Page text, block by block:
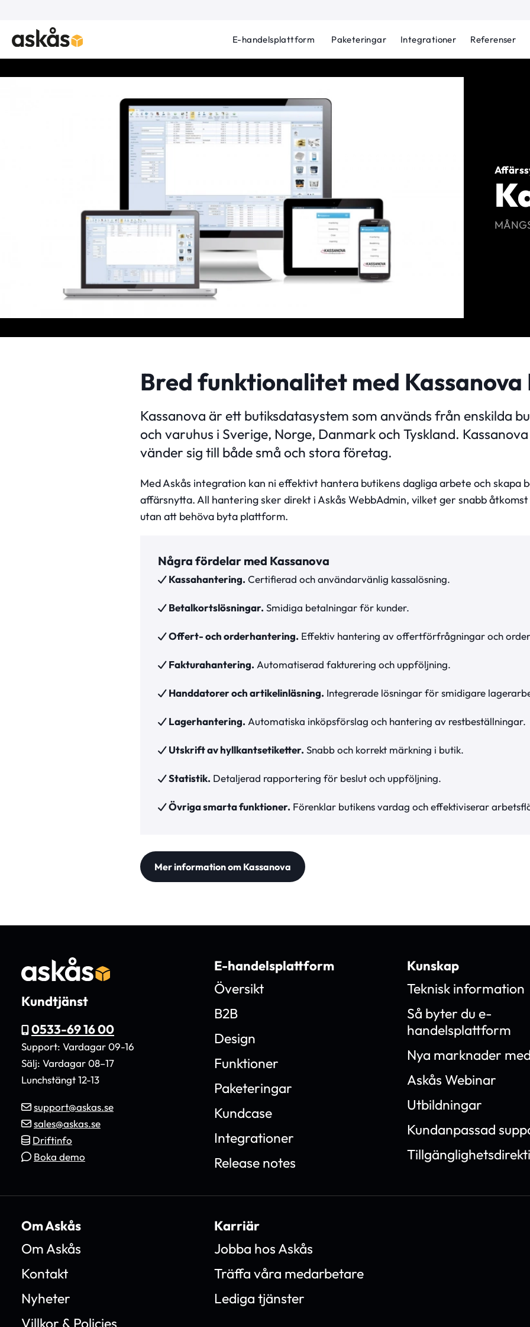
E-handelsplattform Paketeringar Integrationer Referenser
Bred funktionalitet med Kassanova
Kassanova är ett butiksdatasystem som används från enskilda
och varuhus i Sverige, Norge, Danmark och Tyskland.
vänder sig till både små och stora företag.
Med Askås integration kan ni effektivt hantera butikens dagliga arbete och skapa
affärsnytta. All hantering sker direkt i Askås WebbAdmin, vilket ger snabb
utan att behöva byta plattform.
Några fördelar med Kassanova
Kassahantering. Certifierad och användarvänlig kassalösning.
Betalkortslösningar. Smidiga betalningar för kunder.
Offert- och orderhantering. Effektiv hantering av offertförfrågningar och
Fakturahantering. Automatiserad fakturering och uppföljning.
Handdatorer och artikelinläsning. Integrerade lösningar för smidigare
Lagerhantering. Automatiska inköpsförslag och hantering av restbeställningar.
Utskrift av hyllkantsetiketter. Snabb och korrekt märkning i butik.
Statistik. Detaljerad rapportering för beslut och uppföljning.
Övriga smarta funktioner. Förenklar butikens vardag och effektiviserar
Mer information om Kassanova
Kundtjänst
0533-69 16 00
Support: Vardagar 09-16
Sälj: Vardagar 08–17
Lunchstängt 12-13
support@askas.se
sales@askas.se
Driftinfo
Boka demo
E-handelsplattform
Översikt
B2B
Design
Funktioner
Paketeringar
Kundcase
Integrationer
Release notes
Kunskap
Teknisk information
Så byter du e-
handelsplattform
Nya marknader
Askås Webinar
Utbildningar
Kundanpassad
Om Askås
Om Askås
Kontakt
Nyheter
Villkor & Policies
Karriär
Jobba hos Askås
Träffa våra medarbetare
Lediga tjänster